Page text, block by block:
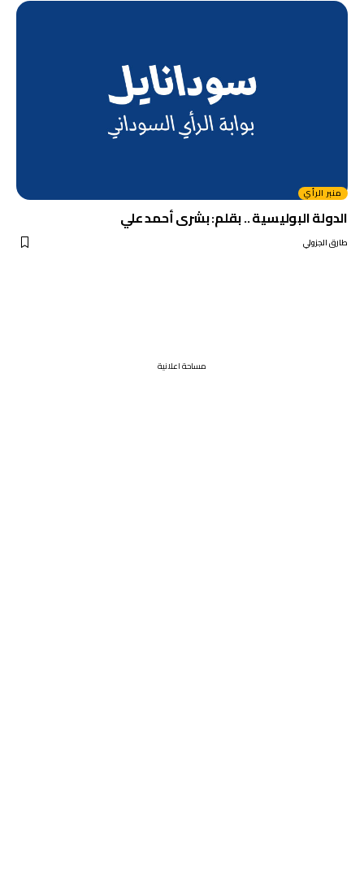
منبر الرأي
الدولة البوليسية .. بقلم: بشرى أحمد علي
طارق الجزولي
مساحة اعلانية